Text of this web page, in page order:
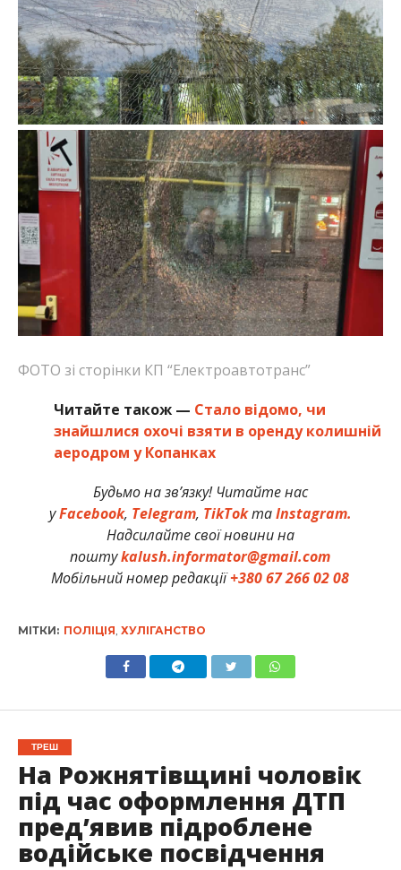
ФОТО зі сторінки КП “Електроавтотранс”
Читайте також — Стало відомо, чи
знайшлися охочі взяти в оренду колишній
аеродром у Копанках
Будьмо на зв’язку! Читайте нас
уFacebook, Telegram, TikTokтаInstagram.
Надсилайте свої новини на
поштуkalush.informator@gmail.com
Мобільний номер редакції+380 67 266 02 08
МІТКИ: ПОЛІЦІЯ ХУЛІГАНСТВО
ТРЕШ
На Рожнятівщині чоловік
під час оформлення ДТП
пред’явив підроблене
водійське посвідчення